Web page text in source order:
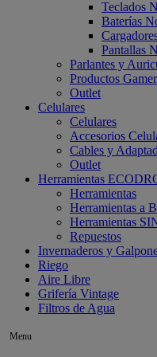
Teclados
Baterías
Pantallas
Parlantes y
Productos Gamer
Outlet
Celulares
Celulares
Accesorios
Cables y
Outlet
Herramientas
Herramientas
Herramientas a
Herramientas
Repuestos
Invernaderos y
Riego
Aire Libre
Grifería Vintage
Filtros de Agua
Menu